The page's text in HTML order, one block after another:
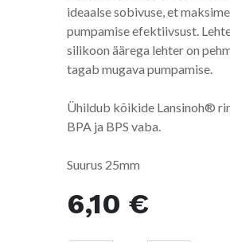
ideaalse sobivuse, et
pumpamise efektiivsust.
silikoon äärega lehter on
tagab mugava pumpamise.
Ühildub kõikide Lansinoh®
BPA ja BPS vaba.
Suurus 25mm
6,10 €